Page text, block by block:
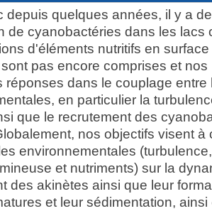
depuis quelques années, il y a
de cyanobactéries dans les lacs
d'éléments nutritifs en
pas encore comprises et
réponses dans le couplage entre
en particulier la
que le recrutement des
nos objectifs visent à
environnementales
et nutriments) sur la
des akinètes ainsi que leur
et leur sédimentation,